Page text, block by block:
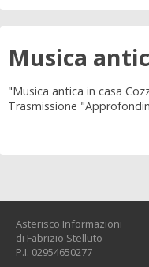
Musica
"Musica antica in casa
Trasmissione
Asterisco Informazioni
di Fabrizio Stelluto
P.I. 02954650277